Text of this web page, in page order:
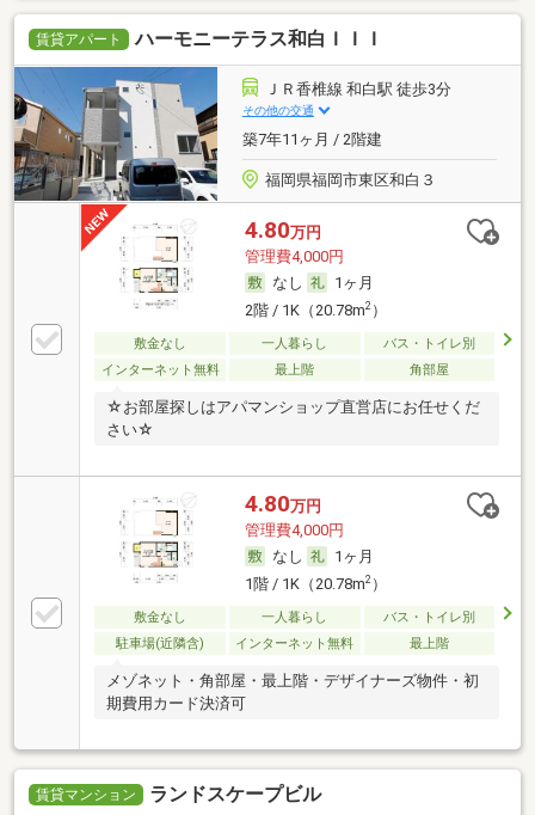
賃貸アパート ハーモニーテラス和白ＩＩＩ
ＪＲ香椎線 和白駅 徒歩3分
その他の交通
築7年11ヶ月 / 2階建
福岡県福岡市東区和白３
4.80万円
管理費4,000円
なし
1ヶ月
2階 / 1K（20.78m2）
敷金なし 一人暮らし
バス・トイレ別
インターネット無料
最上階 角部屋
☆お部屋探しはアパマンショップ直営店にお任せくだ
さい☆
4.80万円
管理費4,000円
なし
1ヶ月
1階 / 1K（20.78m2）
敷金なし 一人暮らし
バス・トイレ別
駐車場(近隣含)
インターネット無料 最上階
メゾネット・角部屋・最上階・デザイナーズ物件・初
期費用カード決済可
賃貸マンション ランドスケープビル